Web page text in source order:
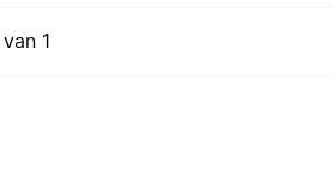
van 1